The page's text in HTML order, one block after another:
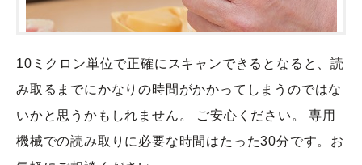
10ミクロン単位で正確にスキャンできるとなると、読
み取るまでにかなりの時間がかかってしまうのではな
いかと思うかもしれません。 ご安心ください。 専用
機械での読み取りに必要な時間はたった30分です。お